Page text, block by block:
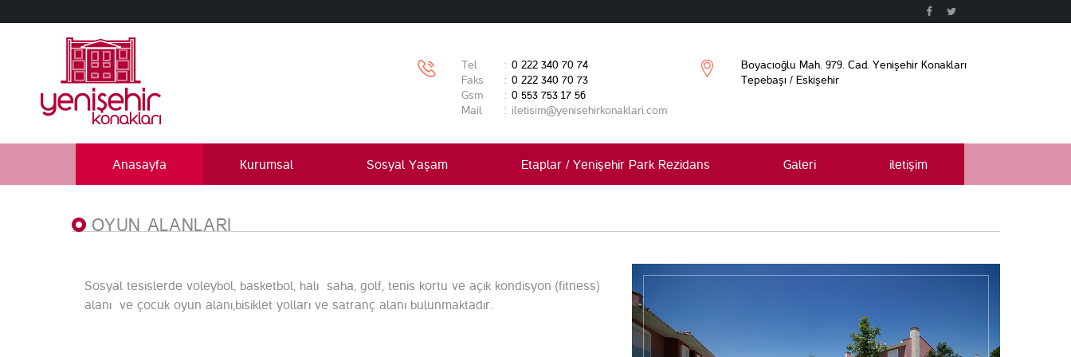
Boyacıoğlu Mah. 979. Cad. Yenişehir Konakları
Tepebaşı / Eskişehir
Tel : 0 222 340 70 74
Faks
: 0 222 340 70 73
Gsm
: 0 553 753 17 56
Mail
: iletisim@yenisehirkonaklari.com
Anasayfa Kurumsal Sosyal Yaşam Etaplar / Yenişehir Park Rezidans Galeri iletişim
OYUN ALANLARI
Sosyal tesislerde voleybol, basketbol, halı saha, golf, tenis kortu ve açık kondisyon (fitness)
alanı ve çocuk oyun alanı,bisiklet yolları ve satranç alanı bulunmaktadır.